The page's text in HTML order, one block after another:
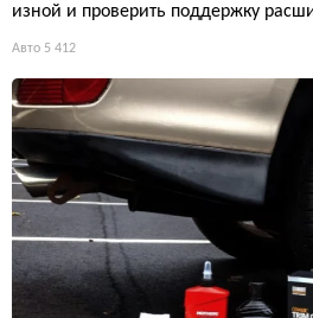
изной и проверить поддержку
Авто 5 412